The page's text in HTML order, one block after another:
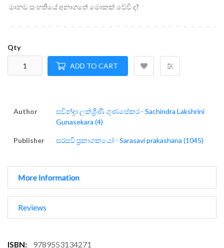
මානව සංහතියේ අනාගතේ මොකක් වේවි ද?
Qty
ADD TO CART
Author
සචින්ද්‍රා ලක්ශ්‍රීණි ගුණසේකර - Sachindra Lakshrini
Gunasekara (4)
Publisher සරසවි ප්‍රකාශකයෝ - Sarasavi prakashana (1045)
More Information
Reviews
More 9789553134271